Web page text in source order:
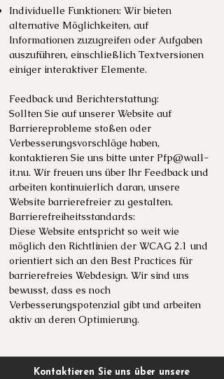
Individuelle Funktionen: Wir bieten
alternative Möglichkeiten, auf
Informationen zuzugreifen oder Aufgaben
auszuführen, einschließlich Textversionen
einiger interaktiver Elemente.
Feedback und Berichterstattung:
Sollten Sie auf unserer Website auf
Barriereprobleme stoßen oder
Verbesserungsvorschläge haben,
kontaktieren Sie uns bitte unter Pfp@wall-
it.nu. Wir freuen uns über Ihr Feedback und
arbeiten kontinuierlich daran, unsere
Website barrierefreier zu gestalten.
Barrierefreiheitsstandards:
Diese Website entspricht so weit wie
möglich den Richtlinien der WCAG 2.1 und
orientiert sich an den Best Practices für
barrierefreies Webdesign. Wir sind uns
bewusst, dass es noch
Verbesserungspotenzial gibt und arbeiten
aktiv an deren Optimierung.
Kontaktieren Sie uns über unsere